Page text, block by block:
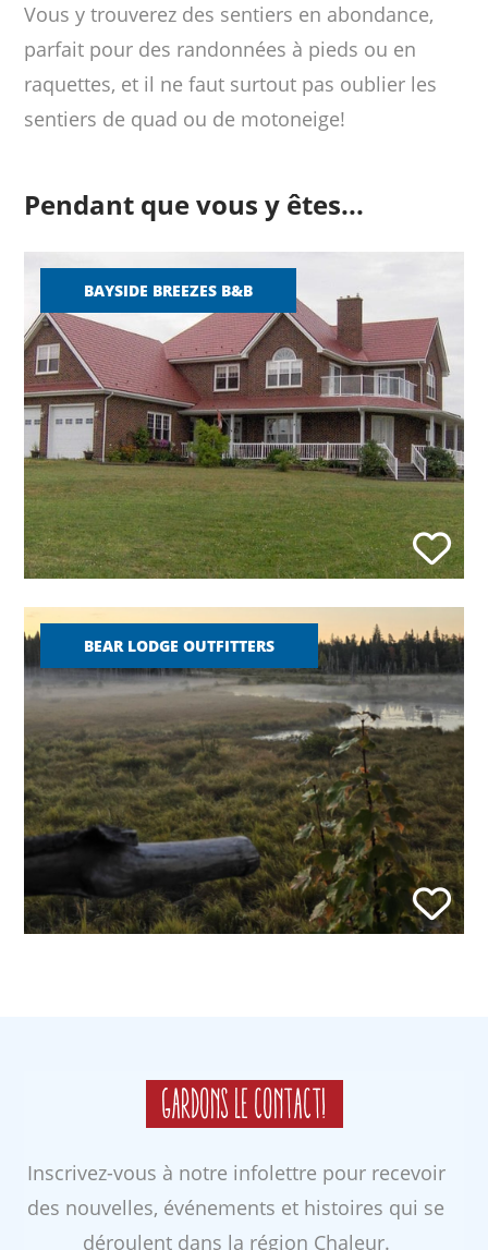
Vous y trouverez des sentiers en abondance,
parfait pour des randonnées à pieds ou en
raquettes, et il ne faut surtout pas oublier les
sentiers de quad ou de motoneige!
Pendant que vous y êtes...
BAYSIDE BREEZES B&B
BEAR LODGE OUTFITTERS
Gardons le contact!
Inscrivez-vous à notre infolettre pour recevoir
des nouvelles, événements et histoires qui se
déroulent dans la région Chaleur.